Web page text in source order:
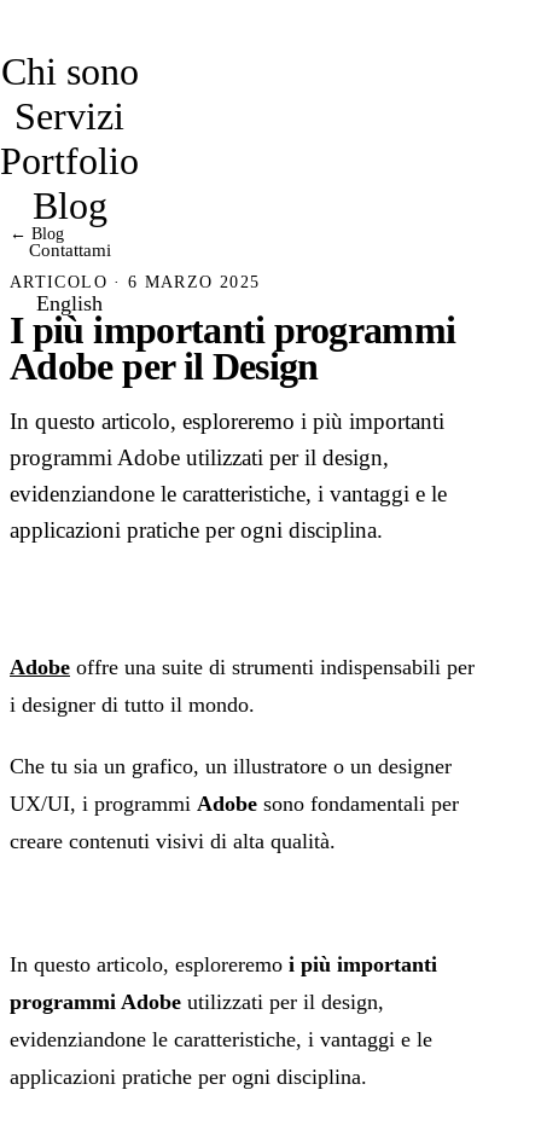
Chi sono
Servizi
Portfolio
Blog
Contattami
English
← Blog
ARTICOLO · 6 MARZO 2025
I più importanti programmi
Adobe per il Design
In questo articolo, esploreremo i più importanti
programmi Adobe utilizzati per il design,
evidenziandone le caratteristiche, i vantaggi e le
applicazioni pratiche per ogni disciplina.
Adobe offre una suite di strumenti indispensabili per
i designer di tutto il mondo.
Che tu sia un grafico, un illustratore o un designer
UX/UI, i programmi Adobe sono fondamentali per
creare contenuti visivi di alta qualità.
In questo articolo, esploreremo i più importanti
programmi Adobe utilizzati per il design,
evidenziandone le caratteristiche, i vantaggi e le
applicazioni pratiche per ogni disciplina.